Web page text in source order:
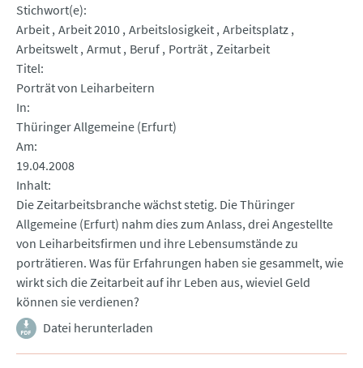
Stichwort(e)
Arbeit Arbeit 2010 Arbeitslosigkeit Arbeitsplatz
Arbeitswelt Armut Beruf Porträt Zeitarbeit
Titel
Porträt von Leiharbeitern
In
Thüringer Allgemeine (Erfurt)
Am
19.04.2008
Inhalt
Die Zeitarbeitsbranche wächst stetig. Die Thüringer
Allgemeine (Erfurt) nahm dies zum Anlass, drei Angestellte
von Leiharbeitsfirmen und ihre Lebensumstände zu
porträtieren. Was für Erfahrungen haben sie gesammelt, wie
wirkt sich die Zeitarbeit auf ihr Leben aus, wieviel Geld
können sie verdienen?
Datei herunterladen